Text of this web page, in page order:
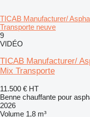
TICAB Manufacturer/
Transporte neuve
9
VIDÉO
TICAB Manufacturer/
Mix Transporte
11.500 € HT
Benne chauffante pour
2026
Volume 1,8 m³